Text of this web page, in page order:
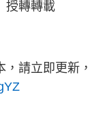
授轉轉載
，請立即更新，